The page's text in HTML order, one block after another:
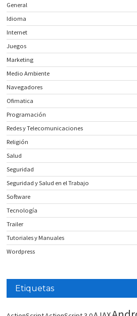
General
Idioma
Internet
Juegos
Marketing
Medio Ambiente
Navegadores
Ofimatica
Programación
Redes y Telecomunicaciones
Religión
Salud
Seguridad
Seguridad y Salud en el Trabajo
Software
Tecnología
Trailer
Tutoriales y Manuales
Wordpress
Etiquetas